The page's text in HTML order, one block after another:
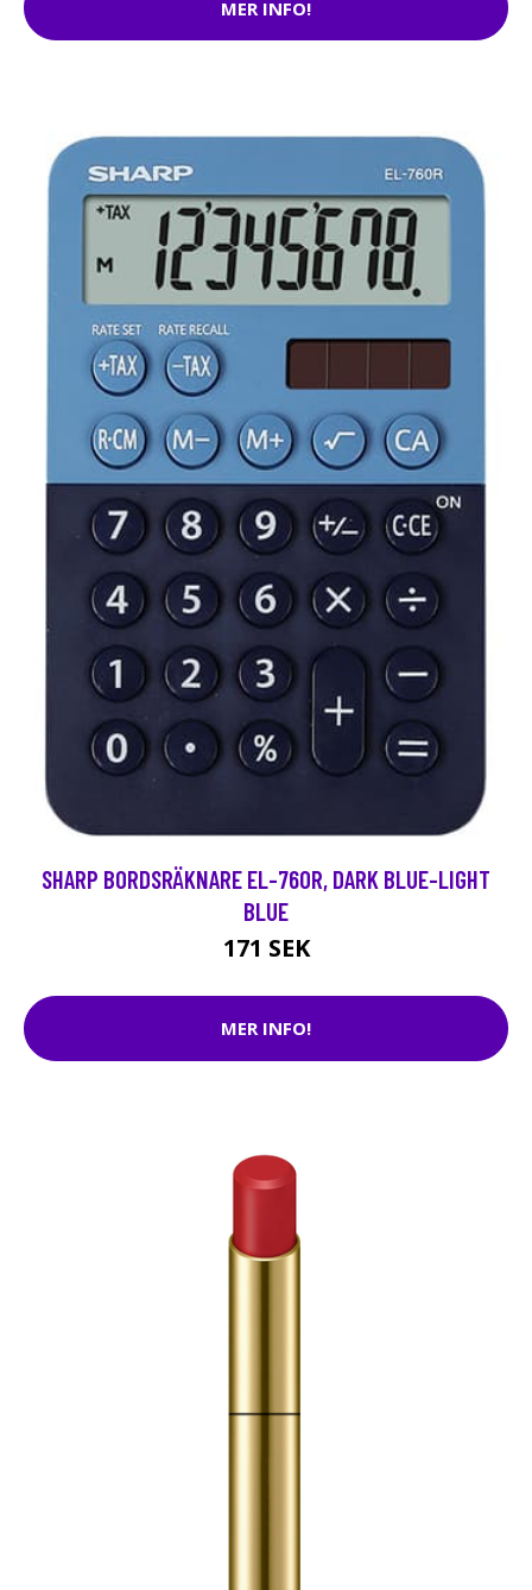
MER INFO!
SHARP BORDSRÄKNARE EL-760R, DARK BLUE-LIGHT
BLUE
171 SEK
MER INFO!